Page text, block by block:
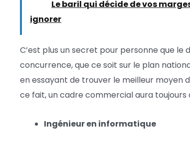
Le baril qui décide de vos
ignorer
C’est plus un secret pour personne que
concurrence, que ce soit sur le plan
en essayant de trouver le meilleur moyen
ce fait, un cadre commercial aura toujours
Ingénieur en informatique